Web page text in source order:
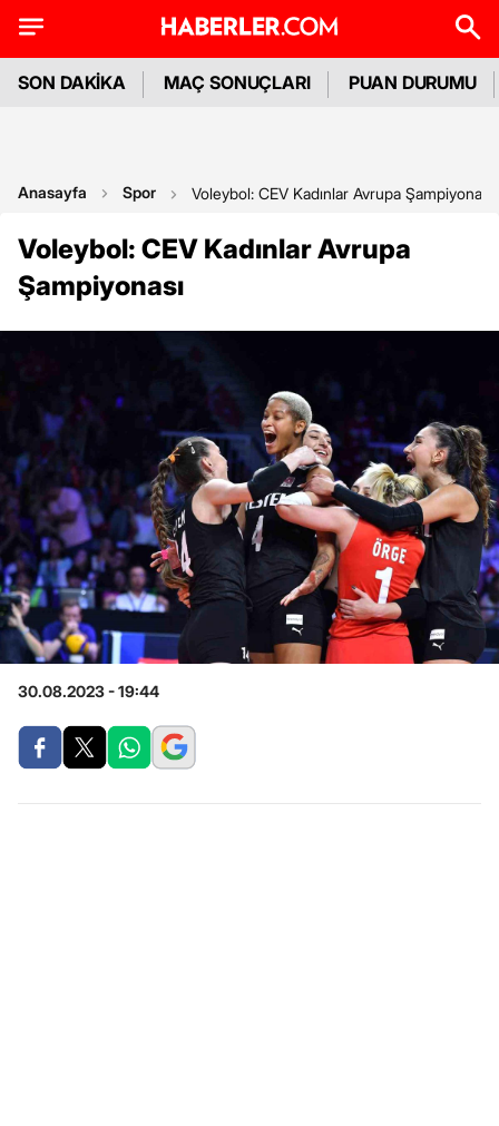
SON DAKİKA MAÇ SONUÇLARI PUAN DURUMU
Anasayfa Spor Voleybol: CEV Kadınlar Avrupa Şampiyonası
Voleybol: CEV Kadınlar Avrupa
Şampiyonası
30.08.2023 - 19:44